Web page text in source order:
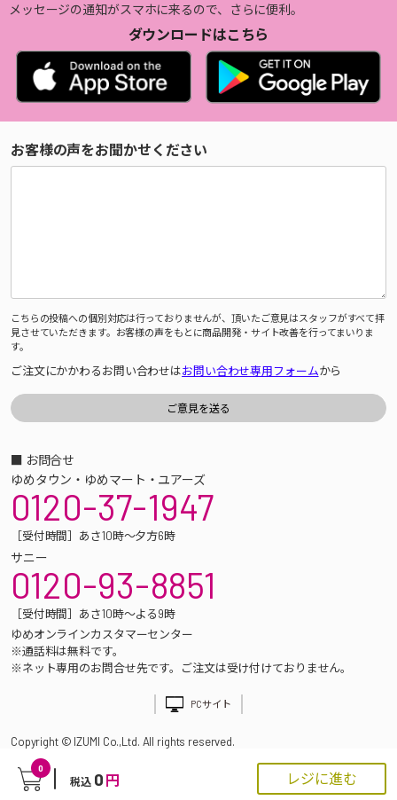
0
税込 0 円 レジに進む
メッセージの通知がスマホに来るので、さらに便利。
ダウンロードはこちら
お客様の声をお聞かせください
こちらの投稿への個別対応は行っておりませんが、頂いたご意見はスタッフがすべて拝
見させていただきます。お客様の声をもとに商品開発・サイト改善を行ってまいりま
す。
ご注文にかかわるお問い合わせはお問い合わせ専用フォームから
■ お問合せ
ゆめタウン・ゆめマート・ユアーズ
0120-37-1947
［受付時間］あさ10時～夕方6時
サニー
0120-93-8851
［受付時間］あさ10時～よる9時
ゆめオンラインカスタマーセンター
※通話料は無料です。
※ネット専用のお問合せ先です。ご注文は受け付けておりません。
PCサイト
Copyright © IZUMI Co.,Ltd. All rights reserved.